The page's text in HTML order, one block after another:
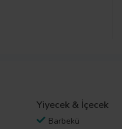
Yiyecek & İçecek
Barbekü